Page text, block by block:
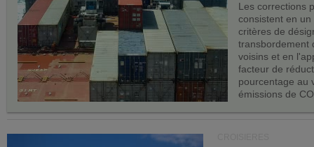
Les corrections
consistent en
critères de
transbordement
voisins et en
facteur de
pourcentage au
émissions de